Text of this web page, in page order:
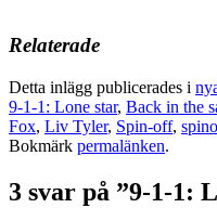
Relaterade
Detta inlägg publicerades i
9-1-1: Lone star, Back in the
Fox, Liv Tyler, Spin-off,
Bokmärk permalänken.
3 svar på ”9-1-1: